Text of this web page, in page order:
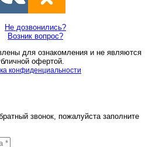
Не дозвонились?
Возник вопрос?
для ознакомления и не являются
офертой.
конфиденциальности
звонок, пожалуйста заполните